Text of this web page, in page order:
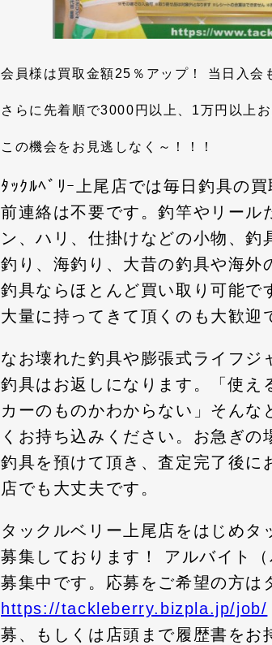
会員様は買取金額25％アップ！ 当日入会
さらに先着順で3000円以上、1万円以上
この機会をお見逃しなく～！！！
ﾀｯｸﾙﾍﾞﾘｰ上尾店では毎日釣具の
前連絡は不要です。釣竿やリール
ン、ハリ、仕掛けなどの小物、釣
釣り、海釣り、大昔の釣具や海外
釣具ならほとんど買い取り可能で
大量に持ってきて頂くのも大歓迎
なお壊れた釣具や膨張式ライフジ
釣具はお返しになります。「使え
カーのものかわからない」そんな
くお持ち込みください。お急ぎの
釣具を預けて頂き、査定完了後に
店でも大丈夫です。
タックルベリー上尾店をはじめタ
募集しております！ アルバイト
募集中です。応募をご希望の方は
https://tackleberry.bizpla.jp/job/
募、もしくは店頭まで履歴書をお